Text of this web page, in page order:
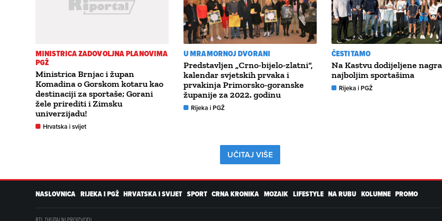
MINISTRICA ZADOVOLJNA PLANOVIMA
PGŽ
Ministrica Brnjac i župan
Komadina o Gorskom kotaru kao
destinaciji za sportaše; Gorani
žele prirediti i Zimsku
univerzijadu!
Hrvatska i svijet
U MRAMORNOJ DVORANI
Predstavljen „Crno-bijelo-zlatni“,
kalendar svjetskih prvaka i
prvakinja Primorsko-goranske
županije za 2022. godinu
Rijeka i PGŽ
ČESTITAMO
Na Kastvu dodijeljene
najboljim sportašima
Rijeka i PGŽ
UČITAJ VIŠE
NASLOVNICA RIJEKA I PGŽ HRVATSKA I SVIJET SPORT CRNA KRONIKA MOZAIK LIFESTYLE NA RUBU KOLUMNE PROMO